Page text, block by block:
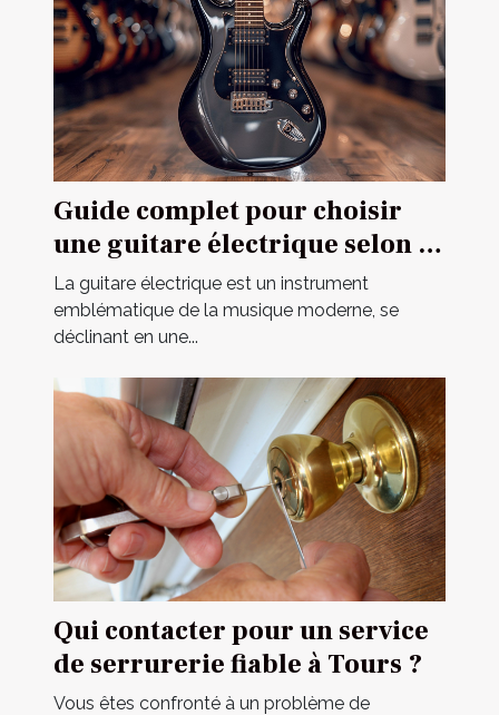
Guide complet pour choisir
une guitare électrique selon sa
construction
La guitare électrique est un instrument
emblématique de la musique moderne, se
déclinant en une...
Qui contacter pour un service
de serrurerie fiable à Tours ?
Vous êtes confronté à un problème de